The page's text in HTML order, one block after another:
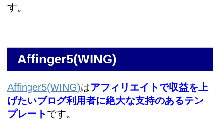
す。
Affinger5(WING)
Affinger5(WING)はアフィリエイトで収益を上
げたいブログ利用者に絶大な支持のあるテン
プレートです。